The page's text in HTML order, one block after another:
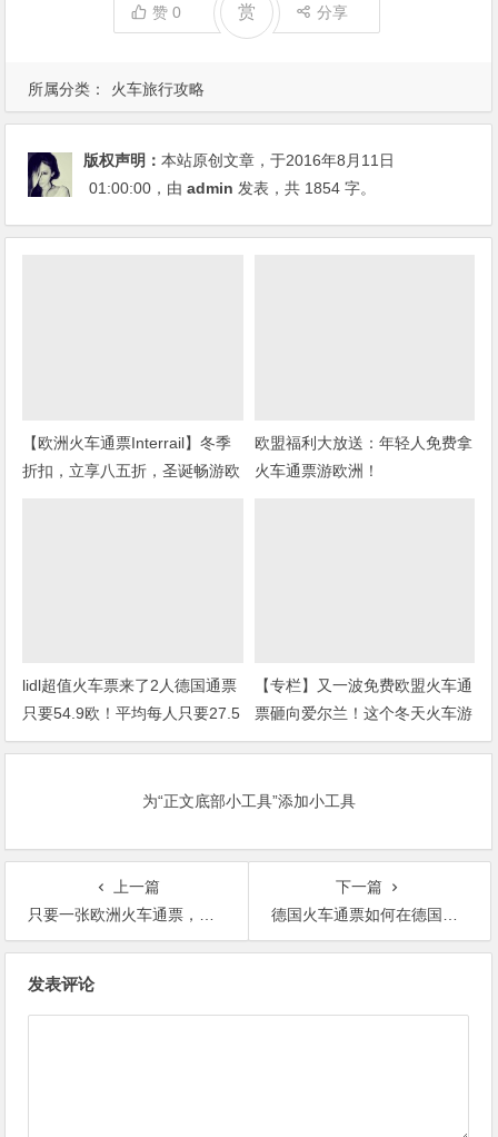
所属分类： 火车旅行攻略
赞0 赏 分享
版权声明：本站原创文章，于2016年8月11日
01:00:00 ，由admin 发表，共 1854 字。
【欧洲火车通票Interrail】冬季
折扣，立享八五折，圣诞畅游欧
欧盟福利大放送：年轻人免费拿
火车通票游欧洲！
lidl超值火车票来了2人德国通票
只要54.9欧！平均每人只要27.5
欧
【专栏】又一波免费欧盟火车通
票砸向爱尔兰！这个冬天火车游
欧洲！（附购票攻略）
为“正文底部小工具”添加小工具
上一篇
只要一张欧洲火车通票，你就能畅游欧洲21个国家，方便又省钱！
下一篇
德国火车通票如何在德国以外使用
发表评论